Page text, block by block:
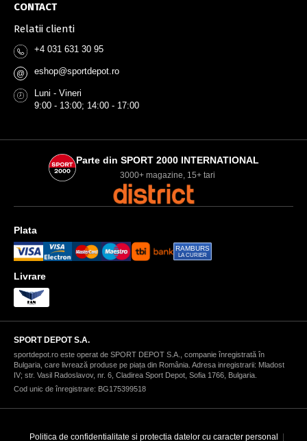
CONTACT
Relatii clienti
+4 031 631 30 95
@ eshop@sportdepot.ro
Luni - Vineri
9:00 - 13:00; 14:00 - 17:00
Parte din SPORT 2000 INTERNATIONAL
3000+ magazine, 15+ tari
Plata
RAMBURS
LA CURIER
Livrare
SPORT DEPOT S.A.
sportdepot.ro este operat de SPORT DEPOT S.A., companie înregistrată în
Bulgaria, care livrează produse pe piața din România. Adresa inregistrarii: Mladost
IV; str. Vasil Radoslavov, nr. 6, Cladirea Sport Depot, Sofia 1766, Bulgaria.
Cod unic de înregistrare: BG175399518
Politica de confidentialitate si protectia datelor cu caracter personal